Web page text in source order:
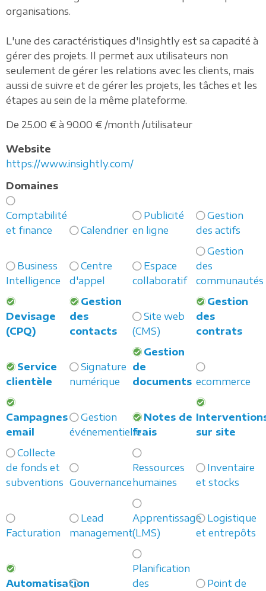
organisations.
L'une des caractéristiques d'Insightly est sa capacité à
gérer des projets. Il permet aux utilisateurs non
seulement de gérer les relations avec les clients, mais
aussi de suivre et de gérer les projets, les tâches et les
étapes au sein de la même plateforme.
De 25.00 € à 90.00 € /month /utilisateur
Website
https://www.insightly.com/
Domaines
Comptabilité
et finance
Calendrier
Publicité
en ligne
Gestion
des actifs
Business
Intelligence
Centre
d'appel
Espace
collaboratif
Gestion
des
communautés
Devisage
(CPQ)
Gestion
des
contacts
Site web
(CMS)
Gestion
des
contrats
Service
clientèle
Signature
numérique
Gestion
de
documents ecommerce
Campagnes
email
Gestion
événementielle
Notes de
frais
sur site
Collecte
de fonds et
subventions Gouvernance
Ressources
humaines
Inventaire
et stocks
Facturation
Lead
management
Apprentissage
(LMS)
Logistique
et entrepôts
Automatisation
Planification
des
Point de